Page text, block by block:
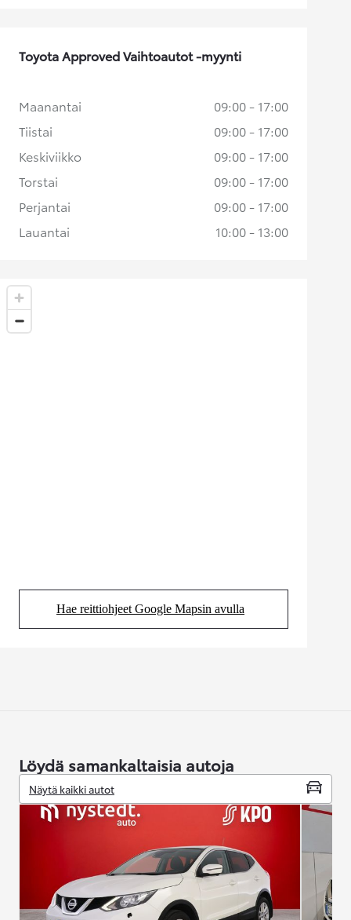
Hae reittiohjeet Google Mapsin avulla
(Aukeaa uudessa välilehdessä)
Toyota Approved Vaihtoautot -myynti
Maanantai
09:00 - 17:00
Tiistai
09:00 - 17:00
Keskiviikko
09:00 - 17:00
Torstai
09:00 - 17:00
Perjantai
09:00 - 17:00
Lauantai
10:00 - 13:00
Löydä samankaltaisia autoja
Näytä kaikki autot